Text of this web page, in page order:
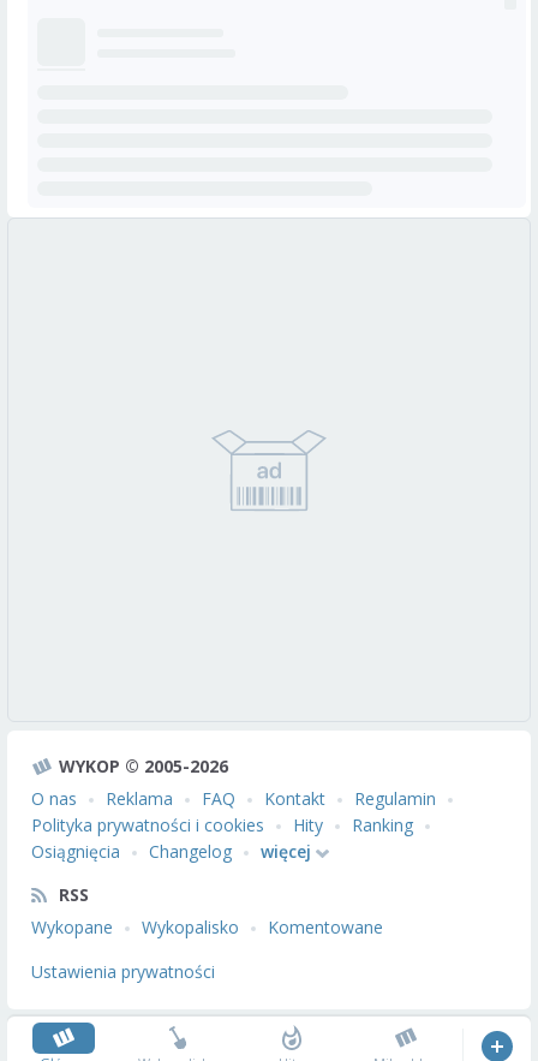
WYKOP © 2005-2026
O nas
Reklama FAQ Kontakt
Regulamin
Polityka prywatności i cookies
Hity
Ranking
Osiągnięcia
Changelog
więcej
RSS
Wykopane
Wykopalisko
Komentowane
Ustawienia prywatności